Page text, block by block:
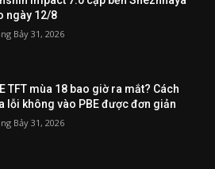
ngày 12/8
Bảy 31, 2026
TFT mùa 18 bao giờ ra mắt? Cách
lỗi không vào PBE được đơn giản
Bảy 31, 2026